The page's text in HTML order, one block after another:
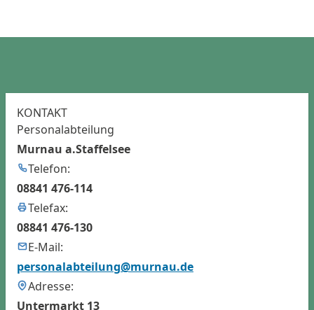
Evangelische Kindertagesstätte Bienenhaus
Murmel e.V. Familienzentrum Murnau –
Murmelkindergarten
SkF Kinderkrippe
Kinderkrippe Hochried
KONTAKT
Personalabteilung
Murnau a.Staffelsee
Telefon:
08841 476-114
Telefax:
08841 476-130
E-Mail:
personalabteilung@murnau.de
Adresse:
Untermarkt 13